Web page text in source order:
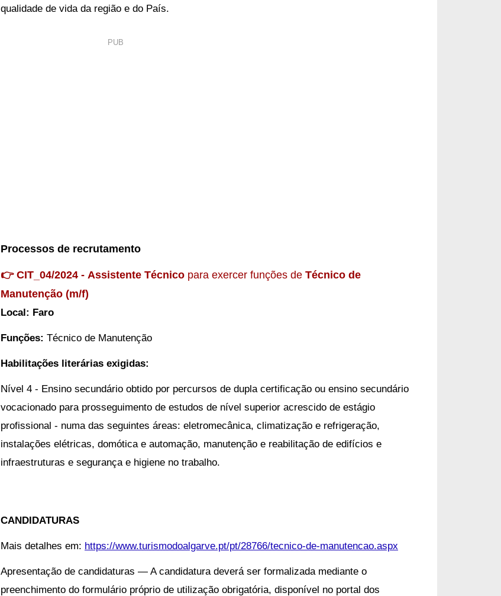
qualidade de vida da região e do País.
PUB
Processos de recrutamento
👉 CIT_04/2024 - Assistente Técnico para exercer funções de Técnico de
Manutenção (m/f)
Local: Faro
Funções: Técnico de Manutenção
Habilitações literárias exigidas:
Nível 4 - Ensino secundário obtido por percursos de dupla certificação ou ensino secundário
vocacionado para prosseguimento de estudos de nível superior acrescido de estágio
profissional - numa das seguintes áreas: eletromecânica, climatização e refrigeração,
instalações elétricas, domótica e automação, manutenção e reabilitação de edifícios e
infraestruturas e segurança e higiene no trabalho.
CANDIDATURAS
Mais detalhes em: https://www.turismodoalgarve.pt/pt/28766/tecnico-de-manutencao.aspx
Apresentação de candidaturas — A candidatura deverá ser formalizada mediante o
preenchimento do formulário próprio de utilização obrigatória, disponível no portal dos